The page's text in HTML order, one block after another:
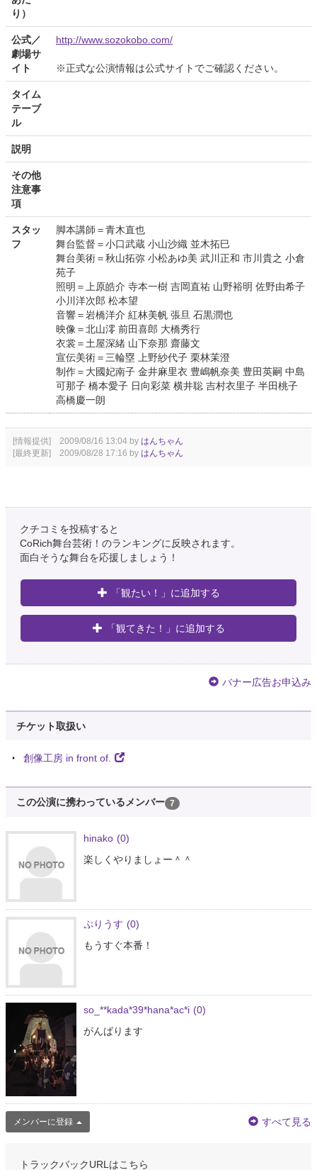
り）
公式／
劇場サ
イト
http://www.sozokobo.com/
※正式な公演情報は公式サイトでご確認ください。
タイム
テーブ
ル
説明
その他
注意事
項
スタッ
フ
脚本講師＝青木直也
舞台監督＝小口武蔵 小山沙織 並木拓巳
舞台美術＝秋山拓弥 小松あゆ美 武川正和 市川貴之 小倉
苑子
照明＝上原皓介 寺本一樹 吉岡直祐 山野裕明 佐野由希子
小川洋次郎 松本望
音響＝岩橋洋介 紅林美帆 張旦 石黒潤也
映像＝北山澪 前田喜郎 大橋秀行
衣裳＝土屋深緒 山下奈那 齋藤文
宣伝美術＝三輪塁 上野紗代子 栗林茉澄
制作＝大國妃南子 金井麻里衣 豊嶋帆奈美 豊田英嗣 中島
可那子 橋本愛子 日向彩菜 横井聡 吉村衣里子 半田桃子
高橋慶一朗
[情報提供] 2009/08/16 13:04 by はんちゃん
[最終更新] 2009/08/28 17:16 by はんちゃん
クチコミを投稿すると
CoRich舞台芸術！のランキングに反映されます。
面白そうな舞台を応援しましょう！
「観たい！」に追加する
「観てきた！」に追加する
バナー広告お申込み
チケット取扱い
創像工房 in front of.
この公演に携わっているメンバー 7
hinako (0)
楽しくやりましょー＾＾
ぷりうす (0)
もうすぐ本番！
so_**kada*39*hana*ac*i (0)
がんばります
メンバーに登録 すべて見る
トラックバックURLはこちら